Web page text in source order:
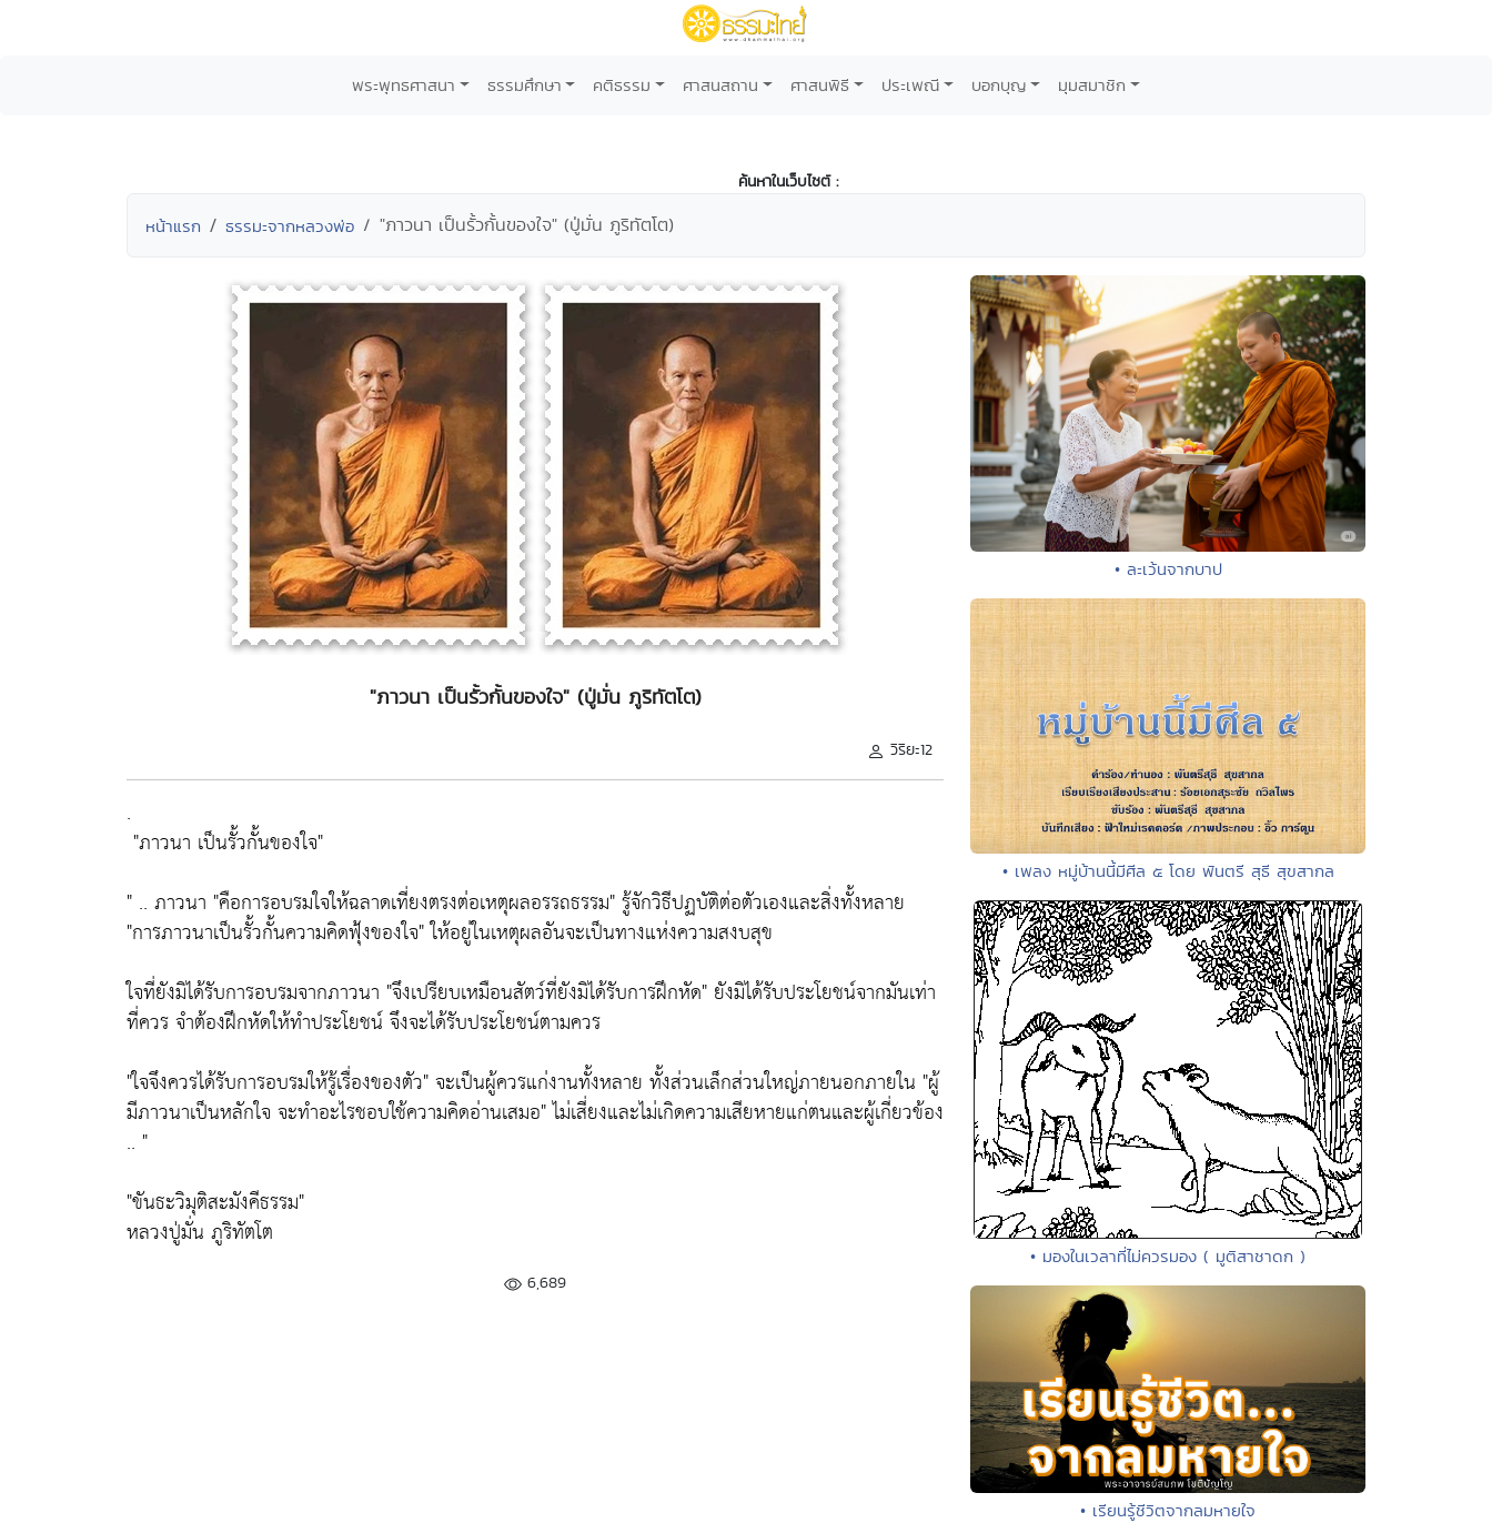
พระพุทธศาสนา ธรรมศึกษา คติธรรม ศาสนสถาน ศาสนพิธี ประเพณี บอกบุญ มุมสมาชิก
ค้นหาในเว็บไซต์ :
หน้าแรก ธรรมะจากหลวงพ่อ "ภาวนา เป็นรั้วกั้นของใจ" (ปู่มั่น ภูริทัตโต)
"ภาวนา เป็นรั้วกั้นของใจ" (ปู่มั่น ภูริทัตโต)
วิริยะ12
.
"ภาวนา เป็นรั้วกั้นของใจ"
" .. ภาวนา "คือการอบรมใจให้ฉลาดเที่ยงตรงต่อเหตุผลอรรถธรรม"รู้จักวิธีปฏบัติต่อตัวเองและสิ่งทั้งหลาย
"การภาวนาเป็นรั้วกั้นความคิดฟุ้งของใจ"ให้อยู่ในเหตุผลอันจะเป็นทางแห่งความสงบสุข
ใจที่ยังมิได้รับการอบรมจากภาวนา "จึงเปรียบเหมือนสัตว์ที่ยังมิได้รับการฝึกหัด" ยังมิได้รับประโยชน์จากมันเท่า
ที่ควร จำต้องฝึกหัดให้ทำประโยชน์ จึงจะได้รับประโยชน์ตามควร
"ใจจึงควรได้รับการอบรมให้รู้เรื่องของตัว"จะเป็นผู้ควรแก่งานทั้งหลาย ทั้งส่วนเล็กส่วนใหญ่ภายนอกภายใน "ผู้
มีภาวนาเป็นหลักใจ จะทำอะไรชอบใช้ความคิดอ่านเสมอ"ไม่เสี่ยงและไม่เกิดความเสียหายแก่ตนและผู้เกี่ยวข้อง
.. "
"ขันธะวิมุติสะมังคีธรรม"
หลวงปู่มั่น ภูริทัตโต
6,689
• ละเว้นจากบาป
• เพลง หมู่บ้านนี้มีศีล ๕ โดย พันตรี สุธี สุขสากล
• มองในเวลาที่ไม่ควรมอง ( มูติสาชาดก )
• เรียนรู้ชีวิตจากลมหายใจ